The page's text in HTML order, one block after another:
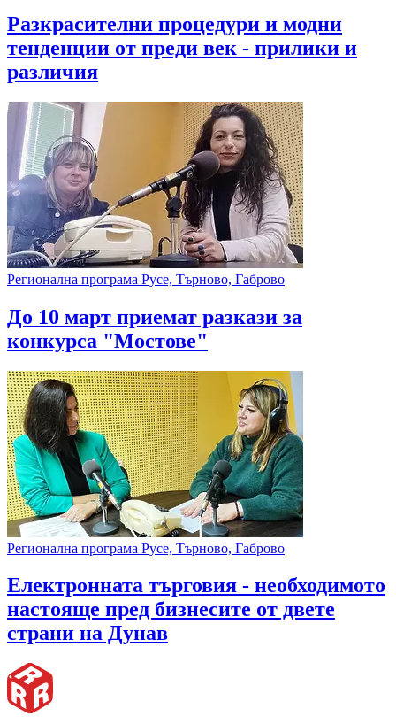
Разкрасителни процедури и модни
тенденции от преди век - прилики и
различия
Регионална програма Русе, Търново, Габрово
До 10 март приемат разкази за
конкурса "Мостове"
Регионална програма Русе, Търново, Габрово
Електронната търговия - необходимото
настояще пред бизнесите от двете
страни на Дунав